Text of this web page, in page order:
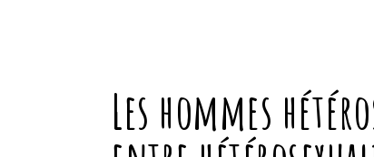
Les hommes